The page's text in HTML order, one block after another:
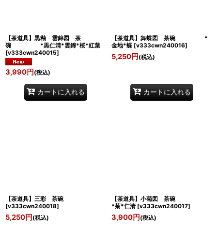
【茶道具】黒釉 雲錦図 茶
碗 *黒仁清*雲錦*桜*紅葉
[v333cwn240015]
3,990円 (税込)
カートに入れる
【茶道具】舞蝶図 茶碗 *
金地*蝶 [v333cwn240016]
5,250円 (税込)
カートに入れる
【茶道具】三彩 茶碗
[v333cwn240018]
5,250円 (税込)
【茶道具】小菊図 茶碗
*菊*仁清 [v333cwn240017]
3,900円 (税込)